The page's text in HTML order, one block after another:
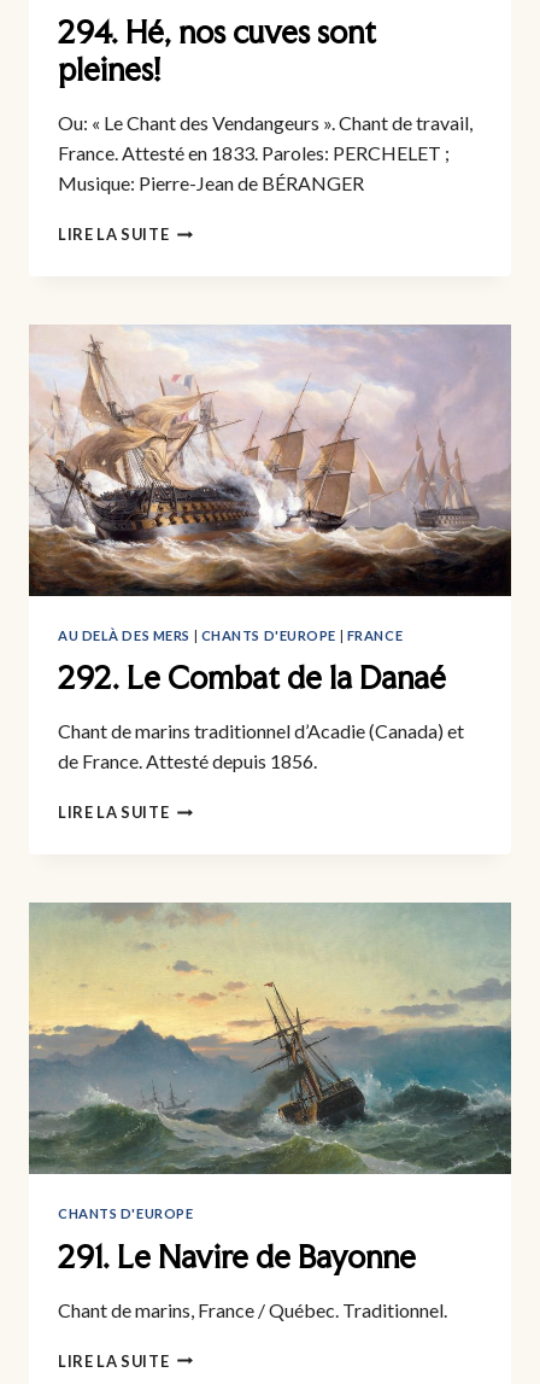
294. Hé, nos cuves sont
pleines!
Ou: « Le Chant des Vendangeurs ». Chant de travail,
France. Attesté en 1833. Paroles: PERCHELET ;
Musique: Pierre-Jean de BÉRANGER
LIRE LA SUITE294.
SONT
PLEINES!
AU DELÀ DES MERS CHANTS D'EUROPE FRANCE
292. Le Combat de la Danaé
Chant de marins traditionnel d’Acadie (Canada) et
de France. Attesté depuis 1856.
LIRE LA SUITE292.
LA
DANAÉ
CHANTS D'EUROPE
291. Le Navire de Bayonne
Chant de marins, France / Québec. Traditionnel.
LIRE LA SUITE291.